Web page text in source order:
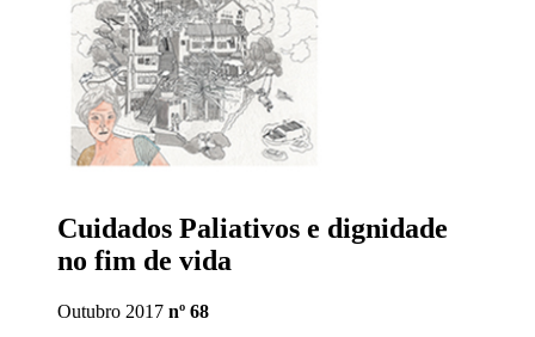
Cuidados Paliativos e dignidade
no fim de vida
Outubro 2017 nº 68